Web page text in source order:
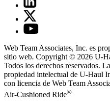
Web Team Associates, Inc. es
sitio web. Copyright © 2026 U-
Todos los derechos reservados.
propiedad intelectual de U-Haul
con licencia de Web Team
Air-Cushioned Ride®